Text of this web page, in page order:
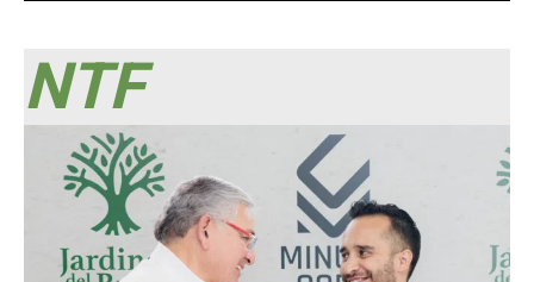
NTF